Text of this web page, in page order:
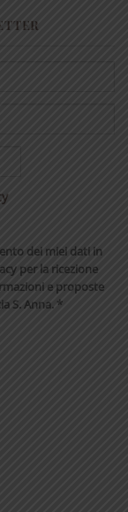
dei miei dati in
per la ricezione
e proposte
S. Anna. *